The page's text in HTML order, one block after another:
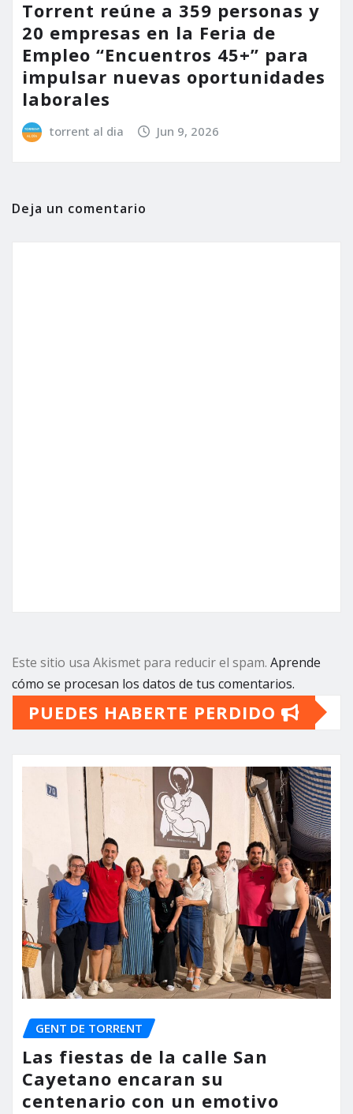
Torrent reúne a 359 personas y
20 empresas en la Feria de
Empleo “Encuentros 45+” para
impulsar nuevas oportunidades
laborales
torrent al dia Jun 9, 2026
Deja un comentario
Este sitio usa Akismet para reducir el spam. Aprende
cómo se procesan los datos de tus comentarios.
PUEDES HABERTE PERDIDO
GENT DE TORRENT
Las fiestas de la calle San
Cayetano encaran su
centenario con un emotivo